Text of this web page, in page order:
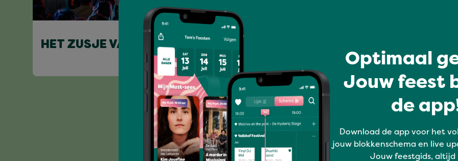
HET ZUSJE VAN DEBBIE
SOUNDSYSTEM
Volledig programma
Optimaal
Jouw feest
de
Download de app voor het
jouw blokkenschema en live
Jouw feestgids, altijd